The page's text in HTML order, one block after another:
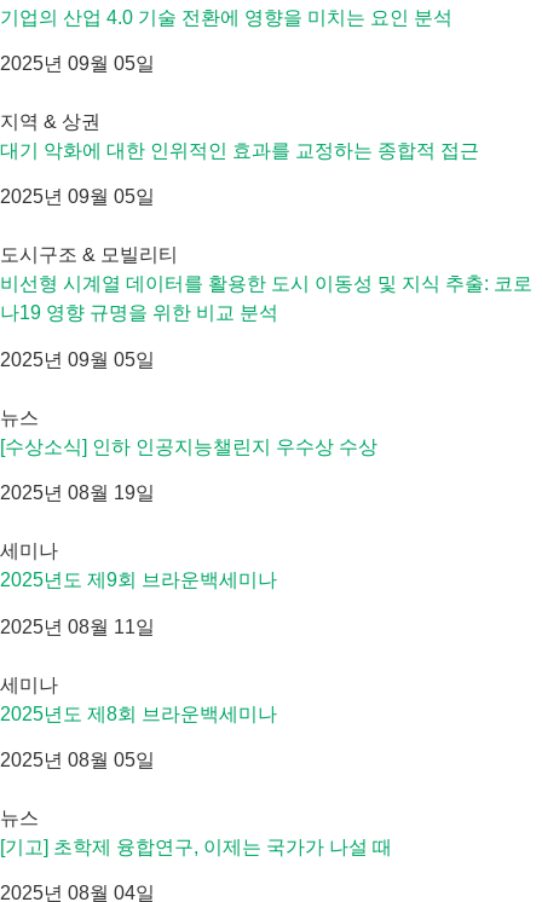
기업의 산업 4.0 기술 전환에 영향을 미치는 요인 분석
2025년 09월 05일
지역 & 상권
대기 악화에 대한 인위적인 효과를 교정하는 종합적 접근
2025년 09월 05일
도시구조 & 모빌리티
비선형 시계열 데이터를 활용한 도시 이동성 및 지식 추출: 코로
나19 영향 규명을 위한 비교 분석
2025년 09월 05일
뉴스
[수상소식] 인하 인공지능챌린지 우수상 수상
2025년 08월 19일
세미나
2025년도 제9회 브라운백세미나
2025년 08월 11일
세미나
2025년도 제8회 브라운백세미나
2025년 08월 05일
뉴스
[기고] 초학제 융합연구, 이제는 국가가 나설 때
2025년 08월 04일